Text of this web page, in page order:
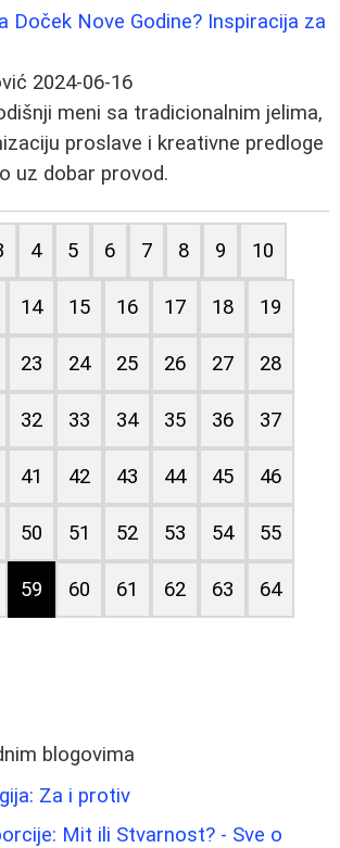
Doček Nove Godine? Inspiracija za
2024-06-16
meni sa tradicionalnim jelima,
proslave i kreativne predloge
uz dobar provod.
4 5 6 7 8 9 10
14 15 16 17 18 19
23 24 25 26 27 28
32 33 34 35 36 37
41 42 43 44 45 46
50 51 52 53 54 55
59 60 61 62 63 64
blogovima
Za i protiv
Mit ili Stvarnost? - Sve o